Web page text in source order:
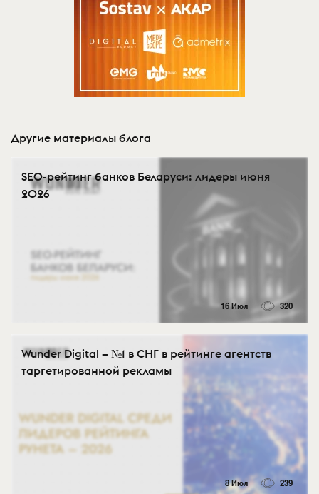
Другие материалы блога
SEO-рейтинг банков Беларуси: лидеры июня
2026
16 Июл 320
Wunder Digital – №1 в СНГ в рейтинге агентств
таргетированной рекламы
8 Июл 239